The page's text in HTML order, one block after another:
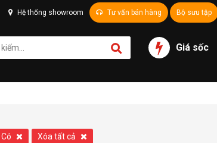
Hệ thống showroom Tư vấn bán hàng Bộ sưu tập
Giá sốc
Có Xóa tất cả